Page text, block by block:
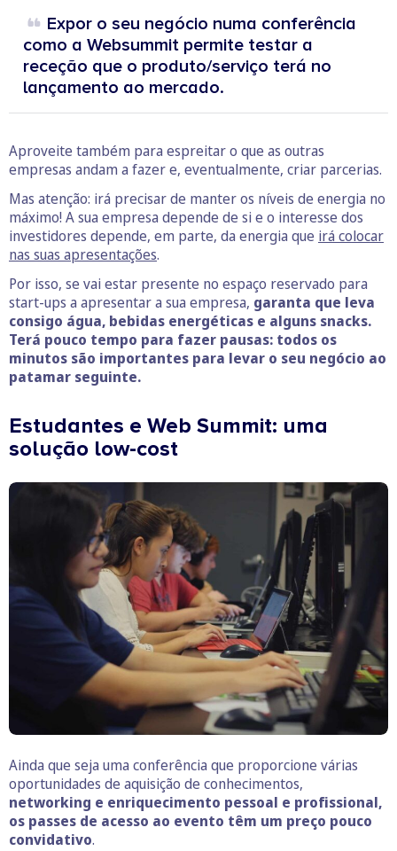
Expor o seu negócio numa conferência
como a Websummit permite testar a
receção que o produto/serviço terá no
lançamento ao mercado.
Aproveite também para espreitar o que as outras
empresas andam a fazer e, eventualmente, criar parcerias.
Mas atenção: irá precisar de manter os níveis de energia no
máximo! A sua empresa depende de si e o interesse dos
investidores depende, em parte, da energia que irá colocar
nas suas apresentações.
Por isso, se vai estar presente no espaço reservado para
start-ups a apresentar a sua empresa, garanta que leva
consigo água, bebidas energéticas e alguns snacks.
Terá pouco tempo para fazer pausas: todos os
minutos são importantes para levar o seu negócio ao
patamar seguinte.
Estudantes e Web Summit: uma
solução low-cost
Ainda que seja uma conferência que proporcione várias
oportunidades de aquisição de conhecimentos,
networking e enriquecimento pessoal e profissional,
os passes de acesso ao evento têm um preço pouco
convidativo.